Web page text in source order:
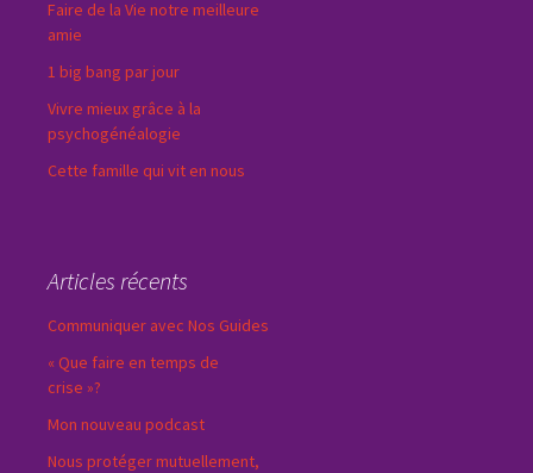
Faire de la Vie notre meilleure
amie
1 big bang par jour
Vivre mieux grâce à la
psychogénéalogie
Cette famille qui vit en nous
Articles récents
Communiquer avec Nos Guides
« Que faire en temps de
crise »?
Mon nouveau podcast
Nous protéger mutuellement,